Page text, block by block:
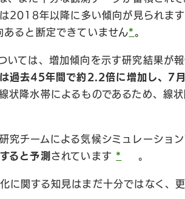
2018年以降に多い傾向が見られま
ると断定できていません* 。
ては、増加傾向を示す研究結果が報
過去45年間で約2.2倍に増加し、7
状降水帯によるものであるため、線
究チームによる気候シミュレーション
ると予測 されています * 。
に関する知見はまだ十分ではなく、